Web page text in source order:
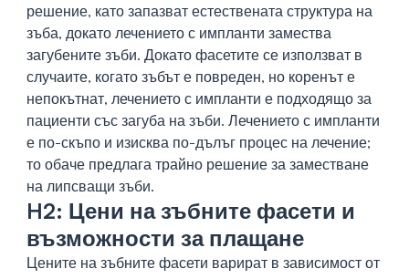
решение, като запазват естествената структура на
зъба, докато лечението с импланти замества
загубените зъби. Докато фасетите се използват в
случаите, когато зъбът е повреден, но коренът е
непокътнат, лечението с импланти е подходящо за
пациенти със загуба на зъби. Лечението с импланти
е по-скъпо и изисква по-дълъг процес на лечение;
то обаче предлага трайно решение за заместване
на липсващи зъби.
H2: Цени на зъбните фасети и
възможности за плащане
Цените на зъбните фасети варират в зависимост от